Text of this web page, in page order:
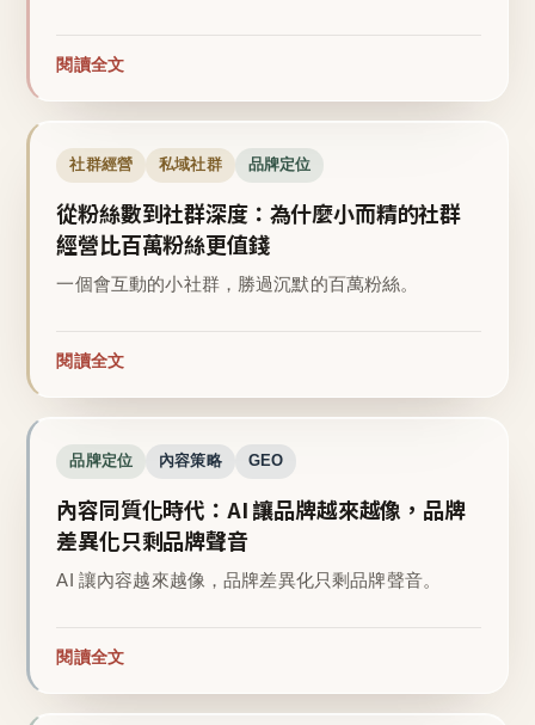
閱讀全文
社群經營 私域社群 品牌定位
從粉絲數到社群深度：為什麼小而精的社群
經營比百萬粉絲更值錢
一個會互動的小社群，勝過沉默的百萬粉絲。
閱讀全文
品牌定位 內容策略 GEO
內容同質化時代：AI 讓品牌越來越像，品牌
差異化只剩品牌聲音
AI 讓內容越來越像，品牌差異化只剩品牌聲音。
閱讀全文